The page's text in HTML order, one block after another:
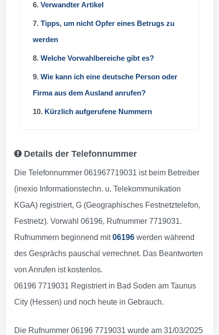
6. Verwandter Artikel
7. Tipps, um nicht Opfer eines Betrugs zu
werden
8. Welche Vorwahlbereiche gibt es?
9. Wie kann ich eine deutsche Person oder
Firma aus dem Ausland anrufen?
10. Kürzlich aufgerufene Nummern
Details der Telefonnummer
Die Telefonnummer 061967719031 ist beim Betreiber
(inexio Informationstechn. u. Telekommunikation
KGaA) registriert, G (Geographisches Festnetztelefon,
Festnetz). Vorwahl 06196, Rufnummer 7719031.
Rufnummern beginnend mit06196 werden während
des Gesprächs pauschal verrechnet. Das Beantworten
von Anrufen ist kostenlos.
06196 7719031 Registriert in Bad Soden am Taunus
City (Hessen) und noch heute in Gebrauch.
Die Rufnummer 06196 7719031 wurde am 31/03/2025